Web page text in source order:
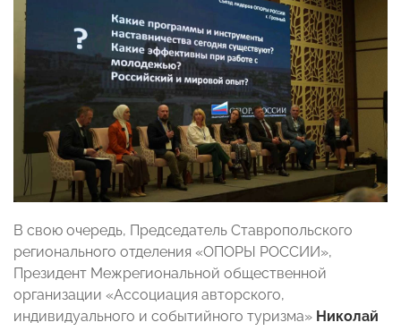
В свою очередь, Председатель Ставропольского
регионального отделения «ОПОРЫ РОССИИ»,
Президент Межрегиональной общественной
организации «Ассоциация авторского,
индивидуального и событийного туризма» Николай